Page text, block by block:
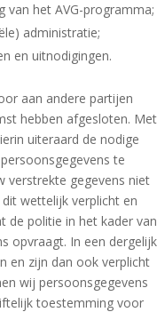
van het AVG-programma;
administratie;
en uitnodigingen.
aan andere partijen
hebben afgesloten. Met
uiteraard de nodige
te
verstrekte gegevens niet
wettelijk verplicht en
de politie in het kader van
opvraagt. In een dergelijk
en zijn dan ook verplicht
wij persoonsgegevens
toestemming voor